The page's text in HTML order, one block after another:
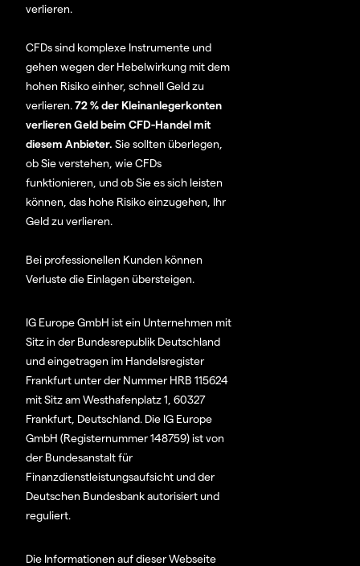
verlieren.
CFDs sind komplexe Instrumente und
gehen wegen der Hebelwirkung mit dem
hohen Risiko einher, schnell Geld zu
verlieren.72 % der Kleinanlegerkonten
verlieren Geld beim CFD-Handel mit
diesem Anbieter. Sie sollten überlegen,
ob Sie verstehen, wie CFDs
funktionieren, und ob Sie es sich leisten
können, das hohe Risiko einzugehen, Ihr
Geld zu verlieren.
Bei professionellen Kunden können
Verluste die Einlagen übersteigen.
IG Europe GmbH ist ein Unternehmen mit
Sitz in der Bundesrepublik Deutschland
und eingetragen im Handelsregister
Frankfurt unter der Nummer HRB 115624
mit Sitz am Westhafenplatz 1, 60327
Frankfurt, Deutschland. Die IG Europe
GmbH (Registernummer 148759) ist von
der Bundesanstalt für
Finanzdienstleistungsaufsicht und der
Deutschen Bundesbank autorisiert und
reguliert.
Die Informationen auf dieser Webseite